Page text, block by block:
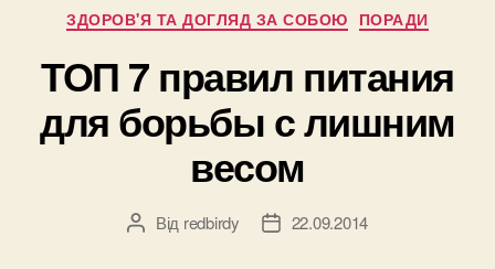
Категорії
ЗДОРОВ'Я ТА ДОГЛЯД ЗА СОБОЮ ПОРАДИ
ТОП 7 правил питания
для борьбы с лишним
весом
Автор
Від redbirdy
Дата22.09.2014